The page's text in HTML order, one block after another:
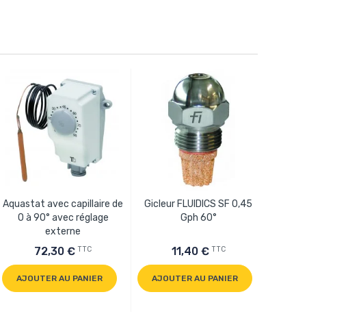
Aquastat avec capillaire de
0 à 90° avec réglage
externe
72,30 € TTC
AJOUTER AU PANIER
Gicleur FLUIDICS SF 0,45
Gph 60°
11,40 € TTC
AJOUTER AU PANIER